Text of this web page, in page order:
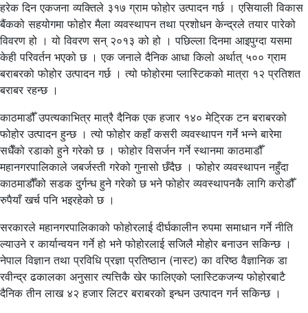
हरेक दिन एकजना व्यक्तिले ३१७ ग्राम फोहोर उत्पादन गर्छ । एसियाली विकास
बैंकको सहयोगमा फोहोर मैला व्यवस्थापन तथा प्रशोधन केन्द्रले तयार पारेको
विवरण हो । यो विवरण सन् २०१३ को हो । पछिल्ला दिनमा आइपुग्दा यसमा
केही परिवर्तन भएको छ । एक जनाले दैनिक आधा किलो अर्थात् ५०० ग्राम
बराबरको फोहोर उत्पादन गर्छ । त्यो फोहोरमा प्लास्टिकको मात्रा १२ प्रतिशत
बराबर रहन्छ ।
काठमाडौँ उपत्यकाभित्र मात्रै दैनिक एक हजार १४० मेट्रिक टन बराबरको
फोहोर उत्पादन हुन्छ । त्यो फोहोर कहाँ कसरी व्यवस्थापन गर्ने भन्ने बारेमा
सधैँको रडाको हुने गरेको छ । फोहोर विसर्जन गर्ने स्थानमा काठमाडौँ
महानगरपालिकाले जबर्जस्ती गरेको गुनासो छँदैछ । फोहोर व्यवस्थापन नहुँदा
काठमाडौँको सडक दुर्गन्ध हुने गरेको छ भने फोहोर व्यवस्थापनकै लागि करोडौँ
रुपैयाँ खर्च पनि भइरहेको छ ।
सरकारले महानगरपालिकाको फोहोरलाई दीर्घकालीन रुपमा समाधान गर्ने नीति
ल्याउने र कार्यान्वयन गर्ने हो भने फोहोरलाई सजिलै मोहोर बनाउन सकिन्छ ।
नेपाल विज्ञान तथा प्रविधि प्रज्ञा प्रतिष्ठान (नास्ट) का वरिष्ठ वैज्ञानिक डा
रवीन्द्र ढकालका अनुसार त्यत्तिकै खेर फालिएको प्लास्टिकजन्य फोहोरबाटै
दैनिक तीन लाख ४२ हजार लिटर बराबरको इन्धन उत्पादन गर्न सकिन्छ ।